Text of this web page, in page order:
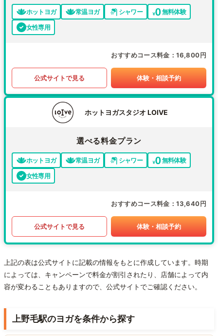
ホットヨガ 常温ヨガ シャワー
無料体験
女性専用
おすすめコース料金 16,800円
公式サイトで見る 体験・相談予約
ホットヨガスタジオ LOIVE
選べる料金プラン
ホットヨガ 常温ヨガ シャワー
無料体験
女性専用
おすすめコース料金 13,640円
公式サイトで見る 体験・相談予約
上記の表は公式サイトに記載の情報をもとに作成しています。時期
によっては、キャンペーンで料金が割引されたり、店舗によって内
容が変わることもありますので、公式サイトでご確認ください。
上野毛駅のヨガを条件から探す